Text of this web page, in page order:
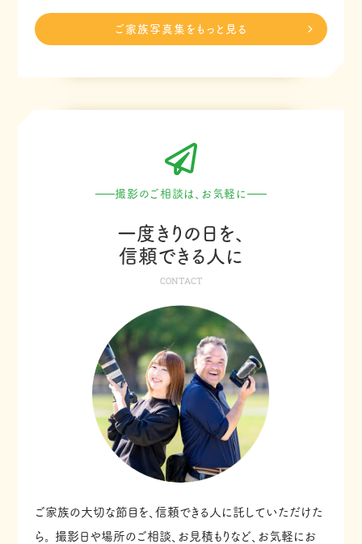
ご家族写真集をもっと見る
撮影のご相談は、お気軽に
一度きりの日を、
信頼できる人に
CONTACT
ご家族の大切な節目を、信頼できる人に託していただけた
ら。
撮影日や場所のご相談、お見積もりなど、お気軽にお